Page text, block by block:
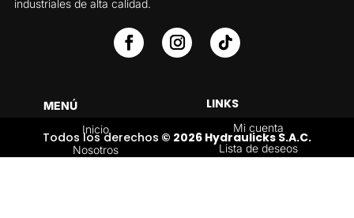
industriales de alta calidad.
MENÚ
Inicio
Nosotros
LINKS
Mi cuenta
Lista de deseos
Todos los derechos © 2026 Hydraulicks S.A.C.